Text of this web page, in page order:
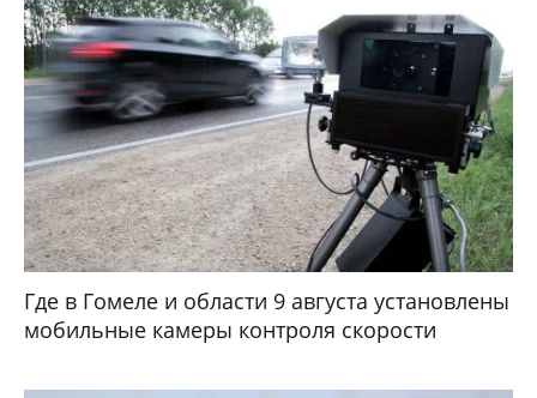
Где в Гомеле и области 9 августа установлены
мобильные камеры контроля скорости